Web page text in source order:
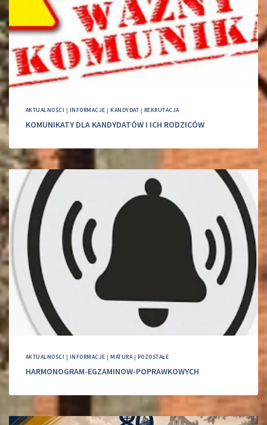
AKTUALNOŚCI | INFORMACJE |KANDYDAT | REKRUTACJA
KOMUNIKATY DLA KANDYDATÓW I ICH RODZICÓW
AKTUALNOŚCI | INFORMACJE |MATURA| POZOSTAŁE
HARMONOGRAM-EGZAMINOW-POPRAWKOWYCH